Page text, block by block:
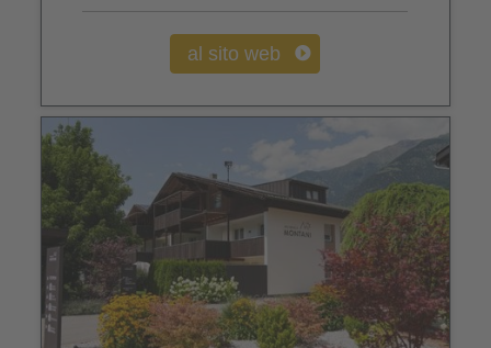
al sito web